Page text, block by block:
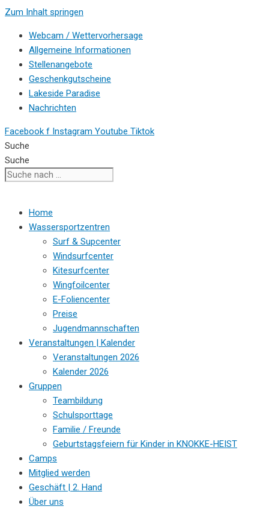
Zum Inhalt springen
Webcam / Wettervorhersage
Allgemeine Informationen
Stellenangebote
Geschenkgutscheine
Lakeside Paradise
Nachrichten
Facebook f Instagram Youtube Tiktok
Suche
Suche
Home
Wassersportzentren
Surf & Supcenter
Windsurfcenter
Kitesurfcenter
Wingfoilcenter
E-Foliencenter
Preise
Jugendmannschaften
Veranstaltungen | Kalender
Veranstaltungen 2026
Kalender 2026
Gruppen
Teambildung
Schulsporttage
Familie / Freunde
Geburtstagsfeiern für Kinder in KNOKKE-HEIST
Camps
Mitglied werden
Geschäft | 2. Hand
Über uns